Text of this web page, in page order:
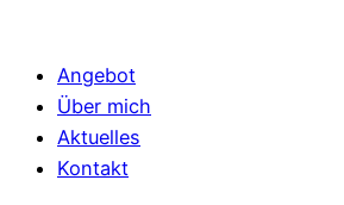
Angebot
Über mich
Aktuelles
Kontakt